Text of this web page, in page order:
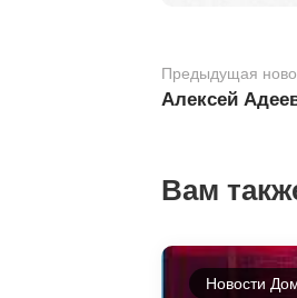
Предыдущая
Алексей
Вам
Новости